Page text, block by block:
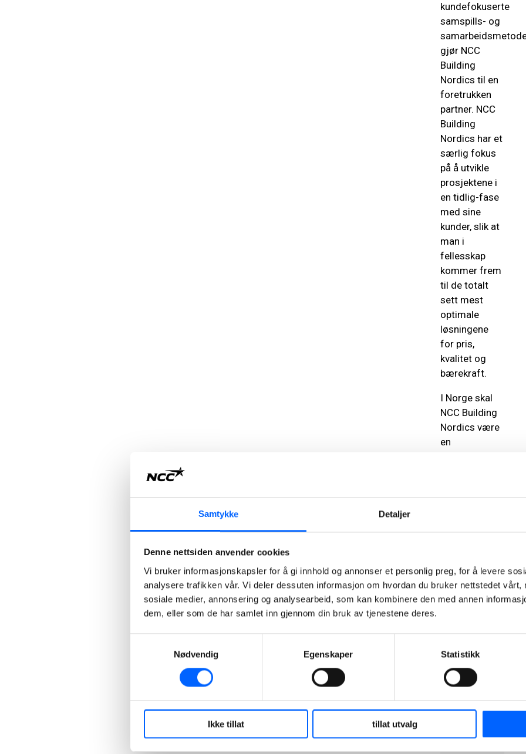
Samtykke Detaljer
Denne nettsiden anvender cookies
Vi bruker informasjonskapsler for å gi innhold og annonser et personlig preg, for å levere
analysere trafikken vår. Vi deler dessuten informasjon om hvordan du bruker nettstedet vårt,
sosiale medier, annonsering og analysearbeid, som kan kombinere den med annen
dem, eller som de har samlet inn gjennom din bruk av tjenestene deres.
Nødvendig
Egenskaper Statistikk
Ikke tillat tillat utvalg
kundefokuserte
samspills- og
gjør NCC
Building
Nordics til en
foretrukken
partner. NCC
Building
Nordics har et
særlig fokus
på å utvikle
prosjektene i
en tidlig-fase
med sine
kunder, slik at
man i
fellesskap
kommer frem
til de totalt
sett mest
optimale
løsningene
for pris,
kvalitet og
bærekraft.
I Norge skal
NCC Building
Nordics være
en
entreprenør
spesielt fokus
kontor,
helsebygg,
undervisningsbygg
badeanlegg/
ungdom
Asker